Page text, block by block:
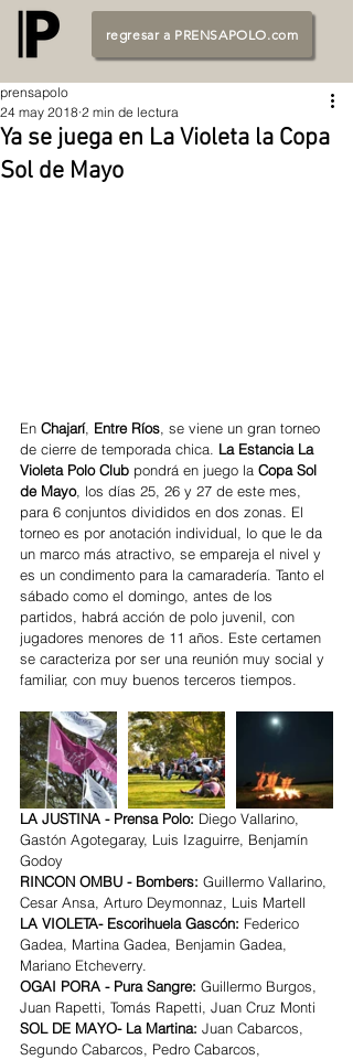
regresar a PRENSAPOLO.com
Ya se juega en La Violeta la Copa
Sol de Mayo
prensapolo
24 may 2018 2 min de lectura
En Chajarí, Entre Ríos, se viene un gran torneo
de cierre de temporada chica. La Estancia La
Violeta Polo Club pondrá en juego la Copa Sol
de Mayo, los días 25, 26 y 27 de este mes,
para 6 conjuntos divididos en dos zonas. El
torneo es por anotación individual, lo que le da
un marco más atractivo, se empareja el nivel y
es un condimento para la camaradería. Tanto el
sábado como el domingo, antes de los
partidos, habrá acción de polo juvenil, con
jugadores menores de 11 años. Este certamen
se caracteriza por ser una reunión muy social y
familiar, con muy buenos terceros tiempos.
LA JUSTINA - Prensa Polo: Diego Vallarino,
Gastón Agotegaray, Luis Izaguirre, Benjamín
Godoy
RINCON OMBU - Bombers: Guillermo Vallarino,
Cesar Ansa, Arturo Deymonnaz, Luis Martell
LA VIOLETA- Escorihuela Gascón: Federico
Gadea, Martina Gadea, Benjamin Gadea,
Mariano Etcheverry.
OGAI PORA - Pura Sangre: Guillermo Burgos,
Juan Rapetti, Tomás Rapetti, Juan Cruz Monti
SOL DE MAYO- La Martina: Juan Cabarcos,
Segundo Cabarcos, Pedro Cabarcos,